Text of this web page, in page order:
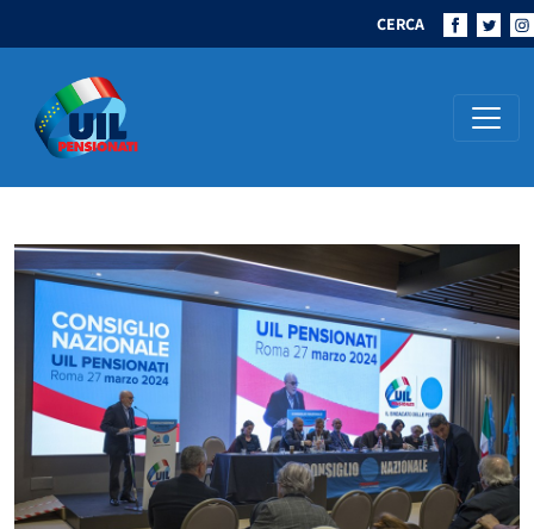
CERCA
Navigazione principale